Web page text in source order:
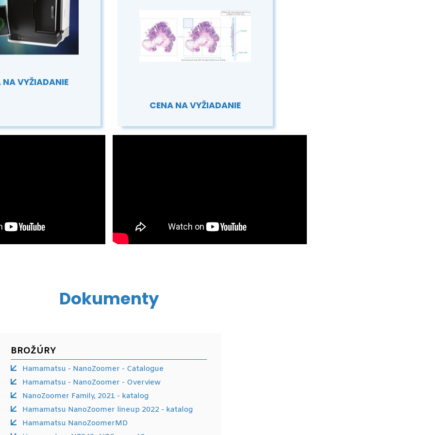
NA VYŽIADANIE
CENA NA VYŽIADANIE
Dokumenty
BROŽÚRY
Hamamatsu - NanoZoomer - Catalogue
Hamamatsu - NanoZoomer - Overview
NanoZoomer Family, 2021 - katalog
Hamamatsu NanoZoomer lineup 2022 - katalog
Hamamatsu NanoZoomerMD